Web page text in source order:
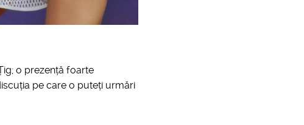
o prezență foarte
pe care o puteți urmări